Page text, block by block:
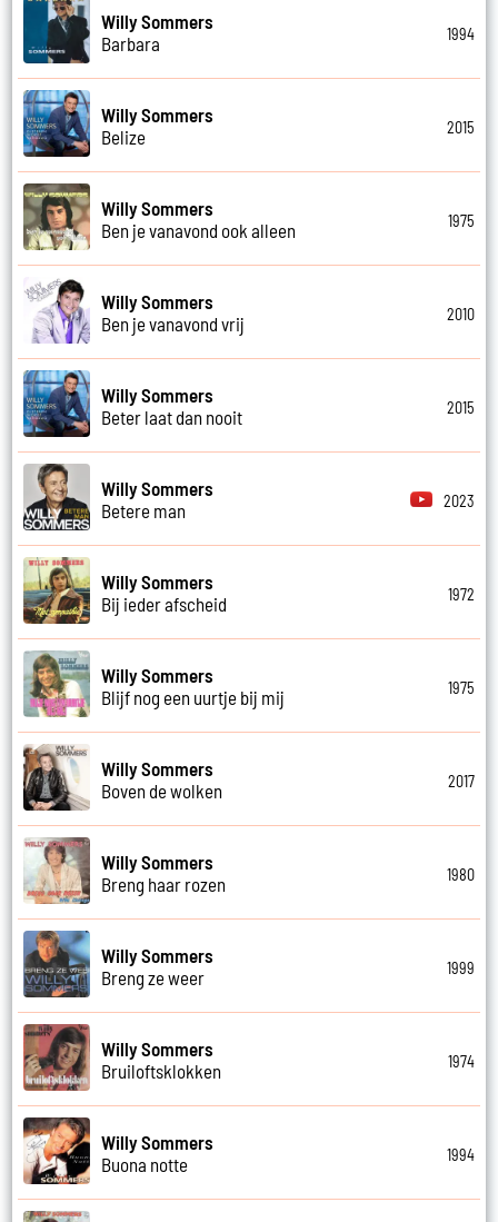
Willy Sommers
Barbara
1994
Willy Sommers
Belize
2015
Willy Sommers
Ben je vanavond ook alleen
1975
Willy Sommers
Ben je vanavond vrij
2010
Willy Sommers
Beter laat dan nooit
2015
Willy Sommers
Betere man
2023
Willy Sommers
Bij ieder afscheid
1972
Willy Sommers
Blijf nog een uurtje bij mij
1975
Willy Sommers
Boven de wolken
2017
Willy Sommers
Breng haar rozen
1980
Willy Sommers
Breng ze weer
1999
Willy Sommers
Bruiloftsklokken
1974
Willy Sommers
Buona notte
1994